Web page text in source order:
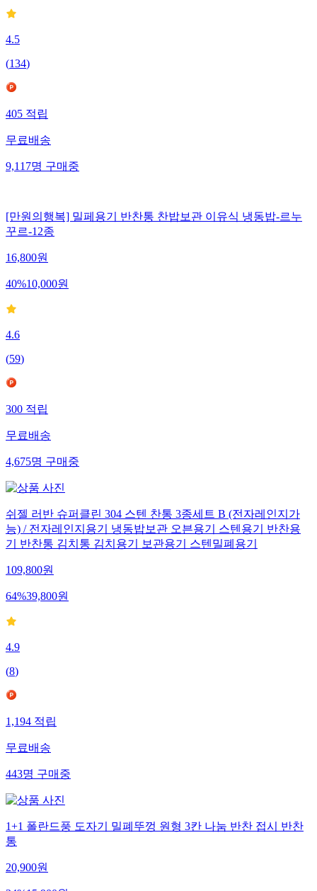
4.5
(134)
405적립
무료배송
9,117명구매중
[만원의행복] 밀페용기 반찬통 찬밥보관 이유식 냉동밥-르누
꾸르-12종
16,800원
40%10,000원
4.6
(59)
300적립
무료배송
4,675명구매중
쉬젤 러반 슈퍼클린 304 스텐 찬통 3종세트 B (전자레인지가
능) / 전자레인지용기 냉동밥보관 오븐용기 스텐용기 반찬용
기 반찬통 김치통 김치용기 보관용기 스텐밀폐용기
109,800원
64%39,800원
4.9
(8)
1,194적립
무료배송
443명구매중
1+1 폴란드풍 도자기 밀폐뚜껑 원형 3칸 나눔 반찬 접시 반찬
통
20,900원